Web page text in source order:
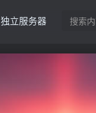
独立服务器